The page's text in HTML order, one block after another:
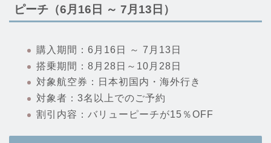
ピーチ（6月16日 ～ 7月13日）
購入期間：6月16日 ～ 7月13日
搭乗期間：8月28日～10月28日
対象航空券：日本初国内・海外行き
対象者：3名以上でのご予約
割引内容：バリューピーチが15％OFF